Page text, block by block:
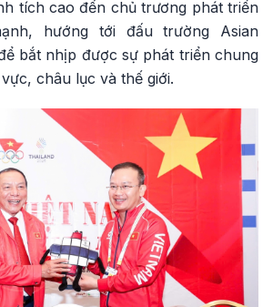
tích cao đến chủ trương phát triển
hướng tới đấu trường Asian
bắt nhịp được sự phát triển chung
châu lục và thế giới.